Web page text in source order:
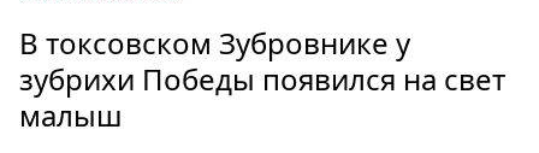
Россия
Мир
Здоровье
В токсовском Зубровнике у
зубрихи Победы появился на свет
малыш